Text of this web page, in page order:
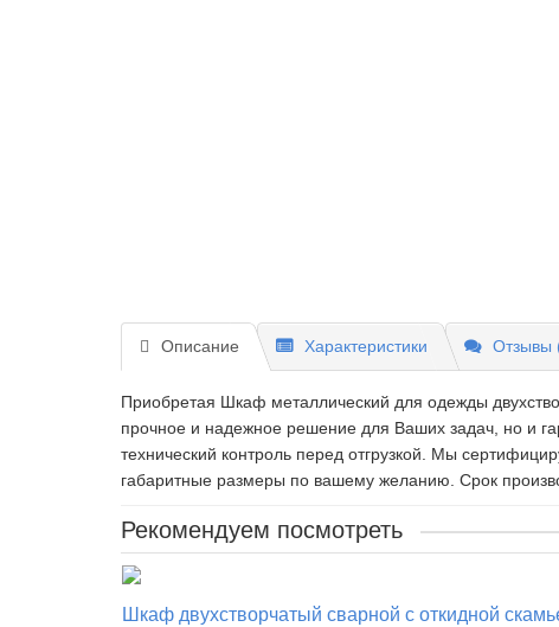
Описание Характеристики Отзывы
Приобретая Шкаф металлический для одежды
прочное и надежное решение для Ваших задач, но и
технический контроль перед отгрузкой. Мы
габаритные размеры по вашему желанию. Срок
Рекомендуем посмотреть
Шкаф двухстворчатый сварной с откидной